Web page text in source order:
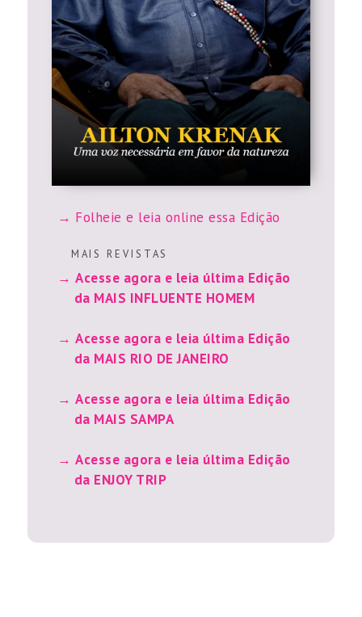
Folheie e leia online essa Edição
M A I S R E V I S T A S
Acesse agora e leia última Edição
da MAIS INFLUENTE HOMEM
Acesse agora e leia última Edição
da MAIS RIO DE JANEIRO
Acesse agora e leia última Edição
da MAIS SAMPA
Acesse agora e leia última Edição
da ENJOY TRIP